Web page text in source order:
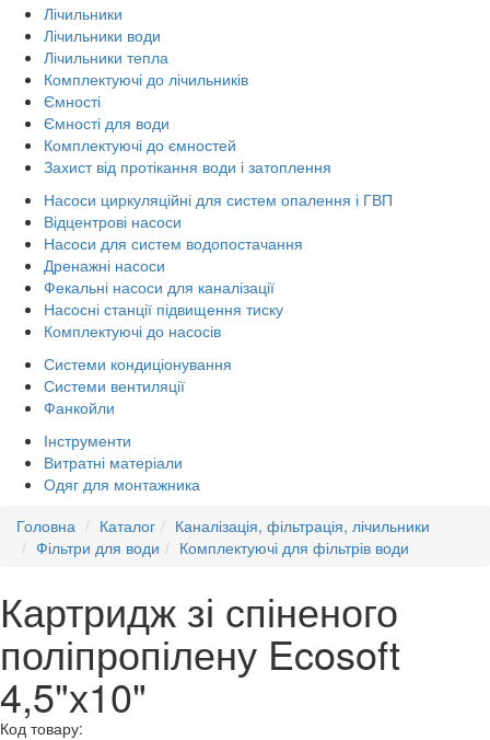
Лічильники
Лічильники води
Лічильники тепла
Комплектуючі до лічильників
Ємності
Ємності для води
Комплектуючі до ємностей
Захист від протікання води і затоплення
Насоси циркуляційні для систем опалення і ГВП
Відцентрові насоси
Насоси для систем водопостачання
Дренажні насоси
Фекальні насоси для каналізації
Насосні станції підвищення тиску
Комплектуючі до насосів
Системи кондиціонування
Системи вентиляції
Фанкойли
Інструменти
Витратні матеріали
Одяг для монтажника
Головна
Каталог
Каналізація, фільтрація, лічильники
Фільтри для води
Комплектуючі для фільтрів води
Картридж зі спіненого
поліпропілену Ecosoft
4,5"х10"
Код товару: